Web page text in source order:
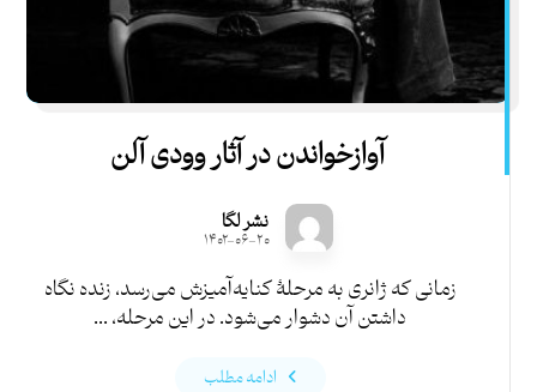
آواز‌خواندن در آثار وودی آلن
نشر لگا
۱۴۰۲-۰۶-۲۰
زمانی که ژانری به مرحلۀ کنایه‌­آمیزش می‌­رسد، زنده­‌ نگاه­‌
داشتن آن دشوار می‌­شود. در این مرحله، ...
ادامه مطلب